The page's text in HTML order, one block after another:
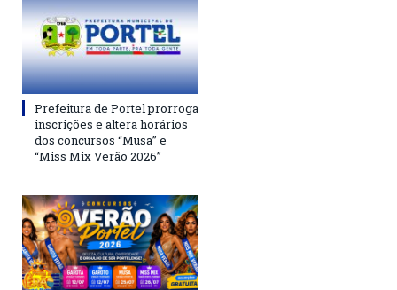
Prefeitura de Portel prorroga
inscrições e altera horários
dos concursos “Musa” e
“Miss Mix Verão 2026”